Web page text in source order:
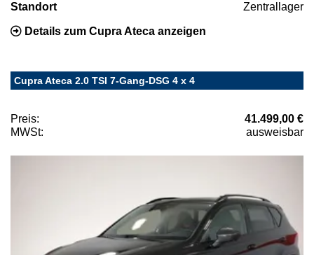
Standort Zentrallager
Details zum Cupra Ateca anzeigen
Cupra Ateca 2.0 TSI 7-Gang-DSG 4 x 4
Preis:
41.499,00 €
MWSt:
ausweisbar